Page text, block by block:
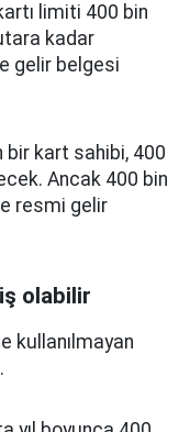
limiti 400 bin
kadar
gelir belgesi
bir kart sahibi, 400
Ancak 400 bin
resmi gelir
olabilir
kullanılmayan